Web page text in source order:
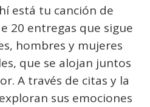
está tu canción de
20 entregas que sigue
hombres y mujeres
que se alojan juntos
A través de citas y la
sus emociones